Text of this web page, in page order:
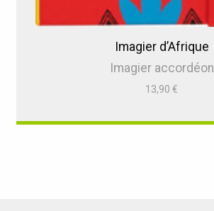
Imagier d’Afrique
Imagier accordéon
13,90€